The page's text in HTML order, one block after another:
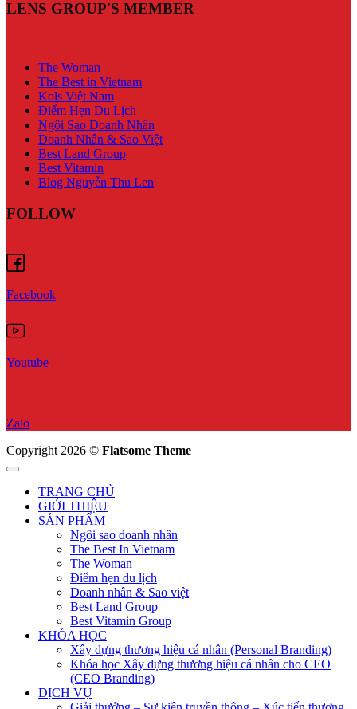
LENS GROUP'S MEMBER
The Woman
The Best in Vietnam
Kols Việt Nam
Điểm Hẹn Du Lịch
Ngôi Sao Doanh Nhân
Doanh Nhân & Sao Việt
Best Land Group
Best Vitamin
Blog Nguyễn Thu Len
FOLLOW
Facebook
Youtube
Zalo
Copyright 2026 © Flatsome Theme
TRANG CHỦ
GIỚI THIỆU
SẢN PHẨM
Ngôi sao doanh nhân
The Best In Vietnam
The Woman
Điểm hẹn du lịch
Doanh nhân & Sao việt
Best Land Group
Best Vitamin Group
KHÓA HỌC
Xây dựng thương hiệu cá nhân (Personal Branding)
Khóa học Xây dựng thương hiệu cá nhân cho CEO
(CEO Branding)
DỊCH VỤ